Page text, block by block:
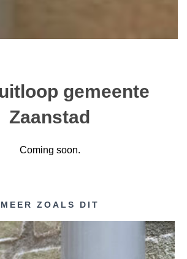
gemeente
Zaanstad
Coming soon.
MEER ZOALS DIT